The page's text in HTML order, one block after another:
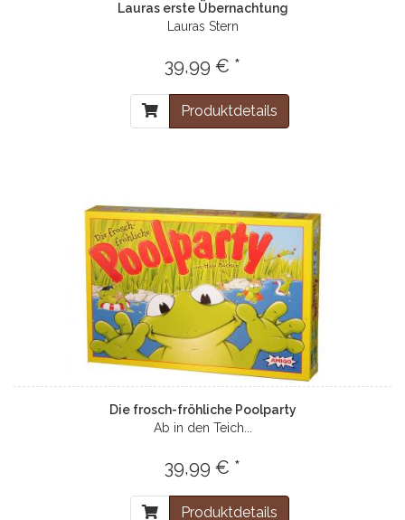
Lauras erste Übernachtung
Lauras Stern
39,99 € *
Produktdetails
Die frosch-fröhliche Poolparty
Ab in den Teich...
39,99 € *
Produktdetails